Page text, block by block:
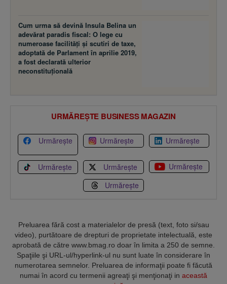
Cum urma să devină Insula Belina un
adevărat paradis fiscal: O lege cu
numeroase facilităţi şi scutiri de taxe,
adoptată de Parlament în aprilie 2019,
a fost declarată ulterior
neconstituţională
URMĂREȘTE BUSINESS MAGAZIN
Urmărește Urmărește Urmărește
Urmărește Urmărește
Urmărește
Urmărește
Preluarea fără cost a materialelor de presă (text, foto si/sau
video), purtătoare de drepturi de proprietate intelectuală, este
aprobată de către www.bmag.ro doar în limita a 250 de semne.
Spaţiile şi URL-ul/hyperlink-ul nu sunt luate în considerare în
numerotarea semnelor. Preluarea de informaţii poate fi făcută
numai în acord cu termenii agreaţi şi menţionaţi in această